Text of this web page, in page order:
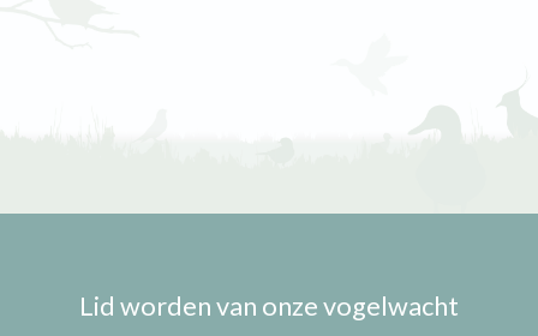
Lid worden van onze vogelwacht